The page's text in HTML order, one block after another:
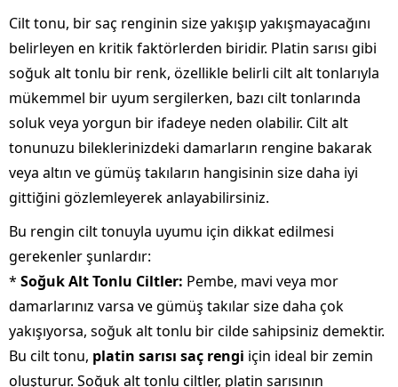
Cilt tonu, bir saç renginin size yakışıp yakışmayacağını
belirleyen en kritik faktörlerden biridir. Platin sarısı gibi
soğuk alt tonlu bir renk, özellikle belirli cilt alt tonlarıyla
mükemmel bir uyum sergilerken, bazı cilt tonlarında
soluk veya yorgun bir ifadeye neden olabilir. Cilt alt
tonunuzu bileklerinizdeki damarların rengine bakarak
veya altın ve gümüş takıların hangisinin size daha iyi
gittiğini gözlemleyerek anlayabilirsiniz.
Bu rengin cilt tonuyla uyumu için dikkat edilmesi
gerekenler şunlardır:
* Soğuk Alt Tonlu Ciltler: Pembe, mavi veya mor
damarlarınız varsa ve gümüş takılar size daha çok
yakışıyorsa, soğuk alt tonlu bir cilde sahipsiniz demektir.
Bu cilt tonu, platin sarısı saç rengi için ideal bir zemin
oluşturur. Soğuk alt tonlu ciltler, platin sarısının